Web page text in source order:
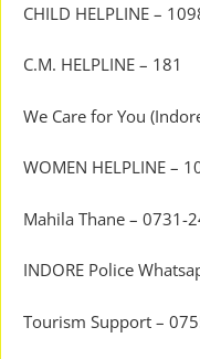
CHILD HELPLINE –
C.M. HELPLINE – 181
We Care for You
WOMEN HELPLINE –
Mahila Thane – 0731-
INDORE Police
Tourism Support –